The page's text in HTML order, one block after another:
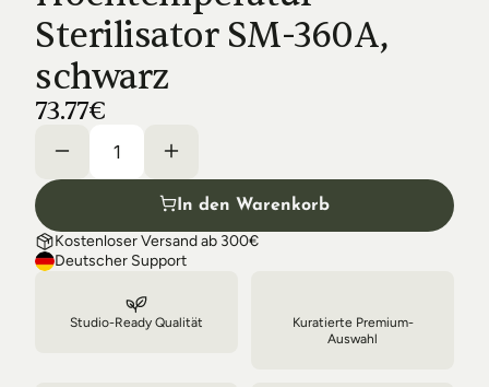
Sterilisator SM-360A,
schwarz
73.77€
In den Warenkorb
Kostenloser Versand ab 300€
Deutscher Support
Studio-Ready Qualität
Kuratierte Premium-
Auswahl